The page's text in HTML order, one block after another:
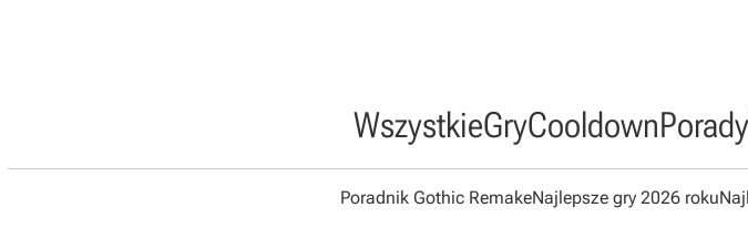
WszystkieGryCooldownPorady
Poradnik Gothic RemakeNajlepsze gry 2026 roku